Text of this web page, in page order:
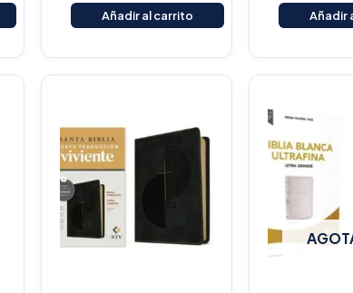
Añadir al carrito Añadir
Current
$151.050.
$145.200.
$137.940.